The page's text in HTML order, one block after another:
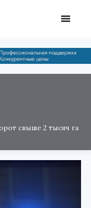
свыше 2 тысяч га